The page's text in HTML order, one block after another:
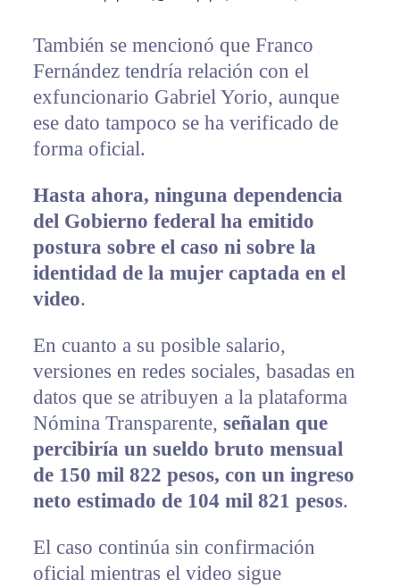
También se mencionó que Franco
Fernández tendría relación con el
exfuncionario Gabriel Yorio, aunque
ese dato tampoco se ha verificado de
forma oficial.
Hasta ahora, ninguna dependencia
del Gobierno federal ha emitido
postura sobre el caso ni sobre la
identidad de la mujer captada en el
video.
En cuanto a su posible salario,
versiones en redes sociales, basadas en
datos que se atribuyen a la plataforma
Nómina Transparente, señalan que
percibiría un sueldo bruto mensual
de 150 mil 822 pesos, con un ingreso
neto estimado de 104 mil 821 pesos.
El caso continúa sin confirmación
oficial mientras el video sigue